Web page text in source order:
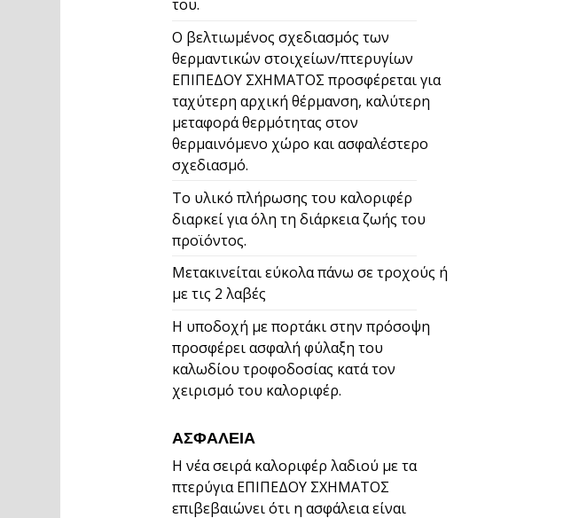
του.
Ο βελτιωμένος σχεδιασμός των
θερμαντικών στοιχείων/πτερυγίων
ΕΠΙΠΕΔΟΥ ΣΧΗΜΑΤΟΣ προσφέρεται για
ταχύτερη αρχική θέρμανση, καλύτερη
μεταφορά θερμότητας στον
θερμαινόμενο χώρο και ασφαλέστερο
σχεδιασμό.
Το υλικό πλήρωσης του καλοριφέρ
διαρκεί για όλη τη διάρκεια ζωής του
προϊόντος.
Μετακινείται εύκολα πάνω σε τροχούς ή
με τις 2 λαβές
Η υποδοχή με πορτάκι στην πρόσοψη
προσφέρει ασφαλή φύλαξη του
καλωδίου τροφοδοσίας κατά τον
χειρισμό του καλοριφέρ.
ΑΣΦΆΛΕΙΑ
Η νέα σειρά καλοριφέρ λαδιού με τα
πτερύγια ΕΠΙΠΕΔΟΥ ΣΧΗΜΑΤΟΣ
επιβεβαιώνει ότι η ασφάλεια είναι